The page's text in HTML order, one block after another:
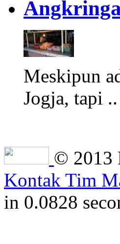
Meskipun
Jogja, tapi ..
© 2013
Kontak Tim
in 0.0828